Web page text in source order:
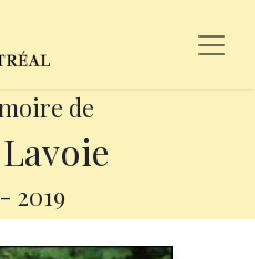
de
- 2019